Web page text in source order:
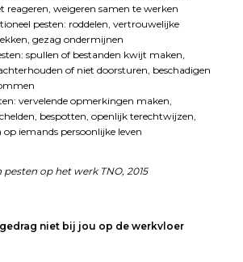
reageren, weigeren samen te werken
pesten: roddelen, vertrouwelijke
gezag ondermijnen
: spullen of bestanden kwijt maken,
of niet doorsturen, beschadigen
: vervelende opmerkingen maken,
bespotten, openlijk terechtwijzen,
iemands persoonlijke leven
op het werk TNO, 2015
niet bij jou op de werkvloer